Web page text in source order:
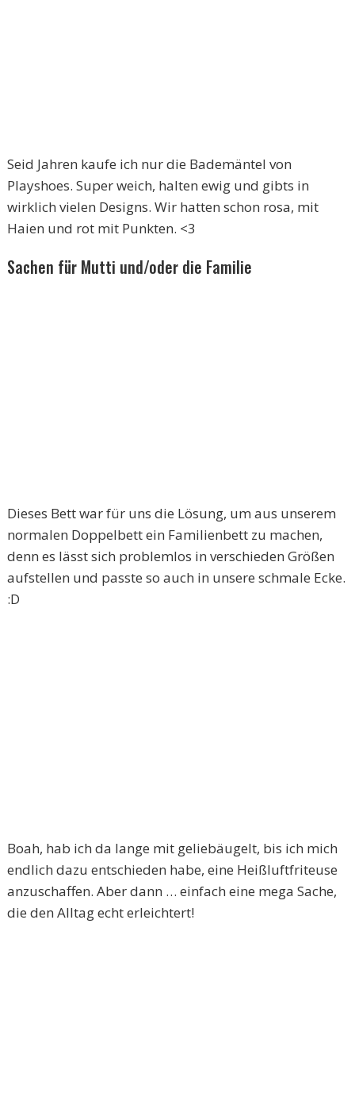
Seid Jahren kaufe ich nur die Bademäntel von
Playshoes. Super weich, halten ewig und gibts in
wirklich vielen Designs. Wir hatten schon rosa, mit
Haien und rot mit Punkten. <3
Sachen für Mutti und/oder die Familie
Dieses Bett war für uns die Lösung, um aus unserem
normalen Doppelbett ein Familienbett zu machen,
denn es lässt sich problemlos in verschieden Größen
aufstellen und passte so auch in unsere schmale Ecke.
:D
Boah, hab ich da lange mit geliebäugelt, bis ich mich
endlich dazu entschieden habe, eine Heißluftfriteuse
anzuschaffen. Aber dann … einfach eine mega Sache,
die den Alltag echt erleichtert!